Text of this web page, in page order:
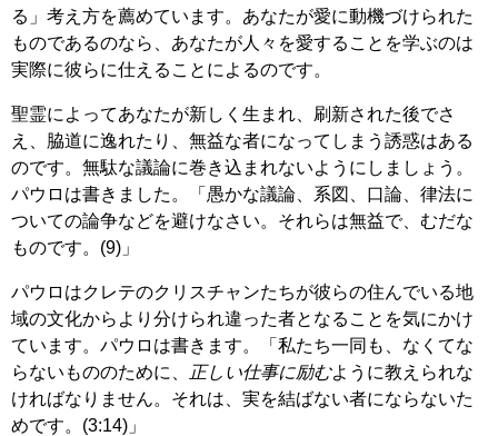
る」考え方を薦めています。あなたが愛に動機づけられた
ものであるのなら、あなたが人々を愛することを学ぶのは
実際に彼らに仕えることによるのです。
聖霊によってあなたが新しく生まれ、刷新された後でさ
え、脇道に逸れたり、無益な者になってしまう誘惑はある
のです。無駄な議論に巻き込まれないようにしましょう。
パウロは書きました。「愚かな議論、系図、口論、律法に
ついての論争などを避けなさい。それらは無益で、むだな
ものです。(9)」
パウロはクレテのクリスチャンたちが彼らの住んでいる地
域の文化からより分けられ違った者となることを気にかけ
ています。パウロは書きます。「私たち一同も、なくてな
らないもののために、
正しい仕事に励むように教えられな
ければなりません。それは、実を結ばない者にならないた
めです。(3:14)」